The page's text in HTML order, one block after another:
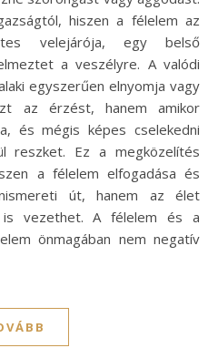
hiszen a félelem az
velejárója, egy belső
a veszélyre. A valódi
egyszerűen elnyomja vagy
az érzést, hanem amikor
és mégis képes cselekedni
reszket. Ez a megközelítés
a félelem elfogadása és
út, hanem az élet
is vezethet. A félelem és a
önmagában nem negatív